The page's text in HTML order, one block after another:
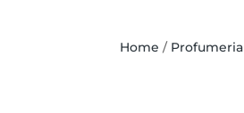
Home / Profumeria